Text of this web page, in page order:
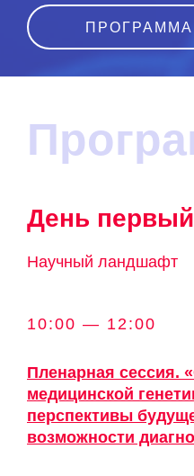
ПРОГРАММА
День
Научный ландшафт
10:00 — 12:00
Пленарная сессия.
медицинской
перспективы
возможности